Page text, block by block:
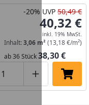
um eins
Produktmenge In
-20% UVP 50,49 €
40,32 €
inkl. 19% MwSt.
Inhalt:3,06 m² (13,18 €/m²)
ab 36 Stück38,30 €